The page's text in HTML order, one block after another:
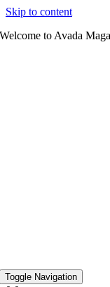
Skip to content
Welcome to Avada
Toggle Navigation